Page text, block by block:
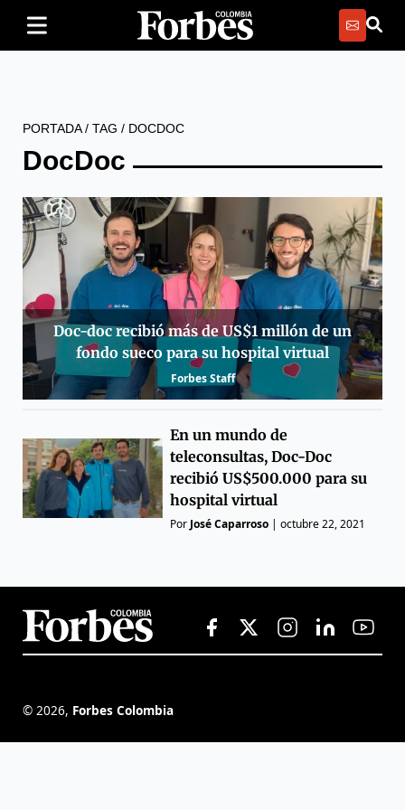
PORTADA/ TAG / DOCDOC
DocDoc
Doc-doc recibió más de US$1 millón de un
fondo sueco para su hospital virtual
Forbes Staff
En un mundo de
teleconsultas, Doc-Doc
recibió US$500.000 para su
hospital virtual
Por José Caparroso |octubre 22, 2021
© 2026, Forbes Colombia